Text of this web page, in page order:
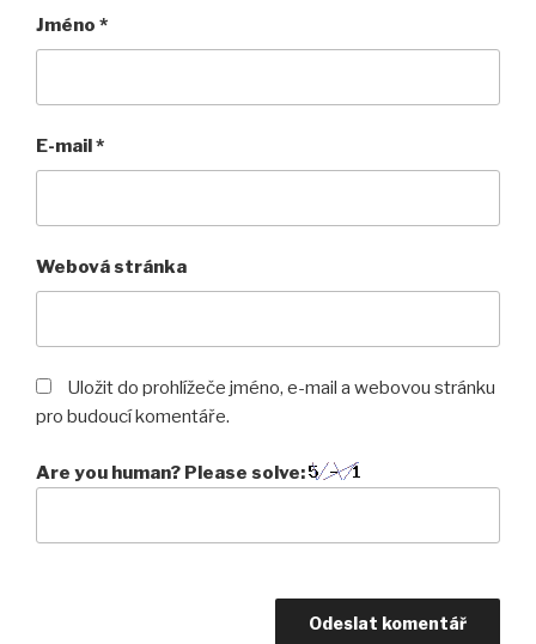
Jméno *
E-mail*
Webová stránka
Uložit do prohlížeče jméno, e-mail a webovou stránku
pro budoucí komentáře.
Are you human? Please solve: